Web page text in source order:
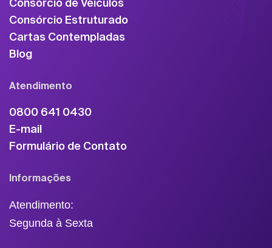
Consórcio de Veículos
Consórcio Estruturado
Cartas Contempladas
Blog
Atendimento
0800 641 0430
E-mail
Formulário de Contato
Informações
Atendimento:
Segunda à Sexta